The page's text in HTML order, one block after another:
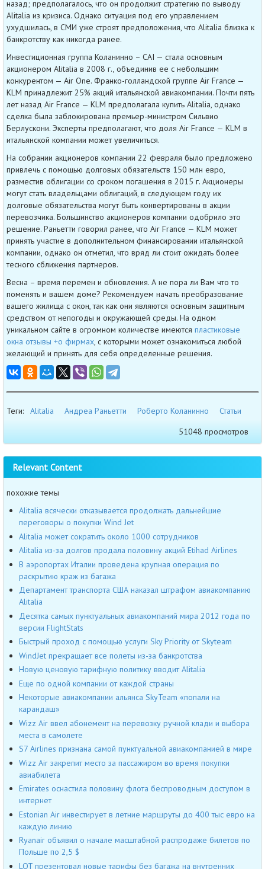
назад; предполагалось, что он продолжит стратегию по выводу
Alitalia из кризиса. Однако ситуация под его управлением
ухудшилась, в СМИ уже строят предположения, что Alitalia близка к
банкротству как никогда ранее.
Инвестиционная группа Коланинно – CAI — стала основным
акционером Alitalia в 2008 г., объединив ее с небольшим
конкурентом — Air One. Франко-голландской группе Air France —
KLM принадлежит 25% акций итальянской авиакомпании. Почти пять
лет назад Air France — KLM предполагала купить Alitalia, однако
сделка была заблокирована премьер-министром Сильвио
Берлускони. Эксперты предполагают, что доля Air France — KLM в
итальянской компании может увеличиться.
На собрании акционеров компании 22 февраля было предложено
привлечь с помощью долговых обязательств 150 млн евро,
разместив облигации со сроком погашения в 2015 г. Акционеры
могут стать владельцами облигаций, в следующем году их
долговые обязательства могут быть конвертированы в акции
перевозчика. Большинство акционеров компании одобрило это
решение. Раньетти говорил ранее, что Air France — KLM может
принять участие в дополнительном финансировании итальянской
компании, однако он отметил, что вряд ли стоит ожидать более
тесного сближения партнеров.
Весна – время перемен и обновления. А не пора ли Вам что то
поменять и вашем доме? Рекомендуем начать преобразование
вашего жилища с окон, так как они являются основным защитным
средством от непогоды и окружающей среды. На одном
уникальном сайте в огромном количестве имеются пластиковые
окна отзывы +о фирмах, с которыми может ознакомиться любой
желающий и принять для себя определенные решения.
Теги: Alitalia Андреа Раньетти Роберто Коланинно
Статьи
51048 просмотров
Relevant Content
похожие темы
Alitalia всячески отказывается продолжать дальнейшие
переговоры о покупки Wind Jet
Alitalia может сократить около 1000 сотрудников
Alitalia из-за долгов продала половину акций Etihad Airlines
В аэропортах Италии проведена крупная операция по
раскрытию краж из багажа
Департамент транспорта США наказал штрафом авиакомпанию
Alitalia
Десятка самых пунктуальных авиакомпаний мира 2012 года по
версии FlightStats
Быстрый проход с помощью услуги Sky Priority от Skyteam
WindJet прекращает все полеты из-за банкротства
Новую ценовую тарифную политику вводит Alitalia
Еще по одной компании от каждой страны
Некоторые авиакомпании альянса SkyTeam «попали на
карандаш»
Wizz Air ввел абонемент на перевозку ручной клади и выбора
места в самолете
S7 Airlines признана самой пунктуальной авиакомпанией в мире
Wizz Air закрепит место за пассажиром во время покупки
авиабилета
Emirates оснастила половину флота беспроводным доступом в
интернет
Estonian Air инвестирует в летние маршруты до 400 тыс евро на
каждую линию
Ryanair объявил о начале масштабной распродаже билетов по
Польше по 2,5 $
LOT презентовал новые тарифы без багажа на внутренних